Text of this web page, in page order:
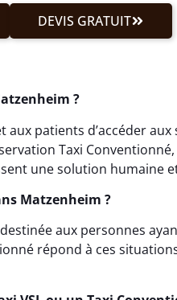
DEVIS GRATUIT
?
aux patients d’accéder
Taxi
une solution humaine
Matzenheim ?
aux personnes
répond à ces